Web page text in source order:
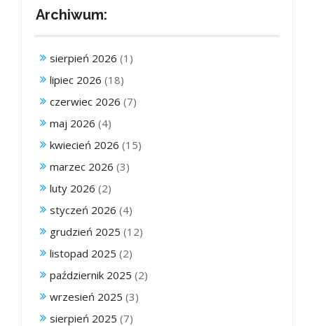
Archiwum:
sierpień 2026 (1)
lipiec 2026 (18)
czerwiec 2026 (7)
maj 2026 (4)
kwiecień 2026 (15)
marzec 2026 (3)
luty 2026 (2)
styczeń 2026 (4)
grudzień 2025 (12)
listopad 2025 (2)
październik 2025 (2)
wrzesień 2025 (3)
sierpień 2025 (7)